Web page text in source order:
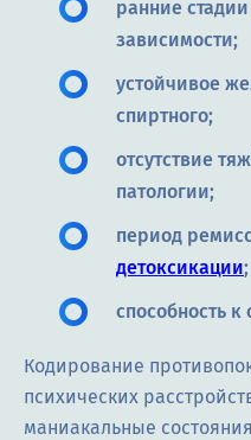
ранние
зависимости;
устойчивое
спиртного;
отсутствие
патологии;
период
детоксикации;
способность
Кодирование
психических
маниакальные